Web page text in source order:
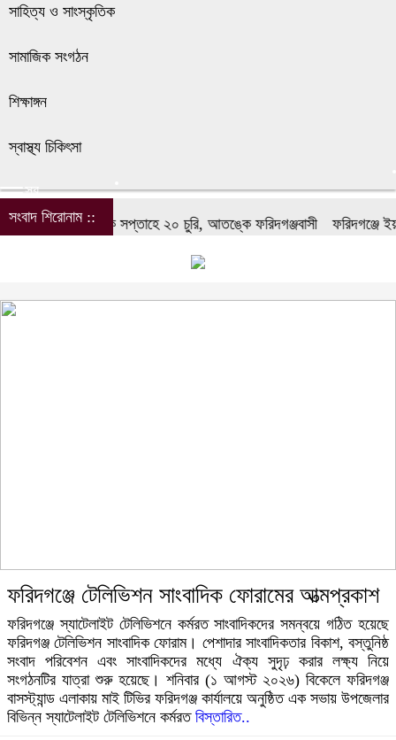
সাহিত্য ও সাংস্কৃতিক
সামাজিক সংগঠন
শিক্ষাঙ্গন
স্বাস্থ্য চিকিৎসা
সব
সংবাদ শিরোনাম ::
এক সপ্তাহে ২০ চুরি, আতঙ্কে ফরিদগঞ্জবাসী ফরিদগঞ্জে ইয়াবাসহ
ফরিদগঞ্জে টেলিভিশন সাংবাদিক ফোরামের আত্মপ্রকাশ
ফরিদগঞ্জে স্যাটেলাইট টেলিভিশনে কর্মরত সাংবাদিকদের সমন্বয়ে গঠিত হয়েছে
ফরিদগঞ্জ টেলিভিশন সাংবাদিক ফোরাম। পেশাদার সাংবাদিকতার বিকাশ, বস্তুনিষ্ঠ
সংবাদ পরিবেশন এবং সাংবাদিকদের মধ্যে ঐক্য সুদৃঢ় করার লক্ষ্য নিয়ে
সংগঠনটির যাত্রা শুরু হয়েছে। শনিবার (১ আগস্ট ২০২৬) বিকেলে ফরিদগঞ্জ
বাসস্ট্যান্ড এলাকায় মাই টিভির ফরিদগঞ্জ কার্যালয়ে অনুষ্ঠিত এক সভায় উপজেলার
বিভিন্ন স্যাটেলাইট টেলিভিশনে কর্মরত বিস্তারিত..